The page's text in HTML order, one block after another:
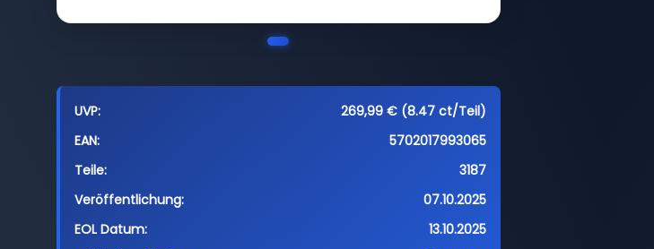
UVP:
269,99 € (8.47 ct/Teil)
EAN:
5702017993065
Teile:
3187
Veröffentlichung:
07.10.2025
EOL Datum:
13.10.2025